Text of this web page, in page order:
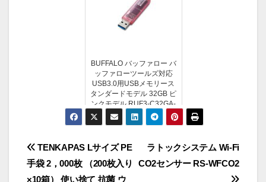
BUFFALO バッファロー バ
ッファローツールズ対応
USB3.0用USBメモリース
タンダードモデル 32GB ピ
ンクモデル RUF3-C32GA-
PK
投
稿
ラトックシステム Wi-Fi
CO2センサー RS-WFCO2
TENKAPAS Lサイズ PE
手袋 2，000枚 （200枚入り
×10箱） 使い捨て 抗菌 ウ